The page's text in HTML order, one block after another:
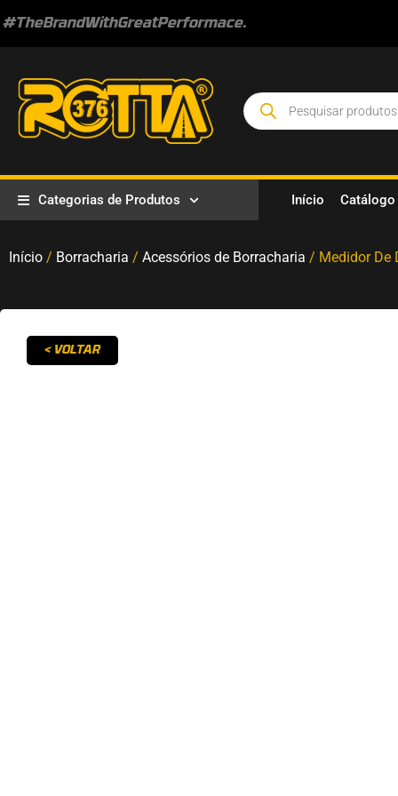
#TheBrandWithGreatPerformace.
Categorias de Produtos Início Catálogo
Início / Borracharia / Acessórios de Borracharia / Medidor De
< VOLTAR